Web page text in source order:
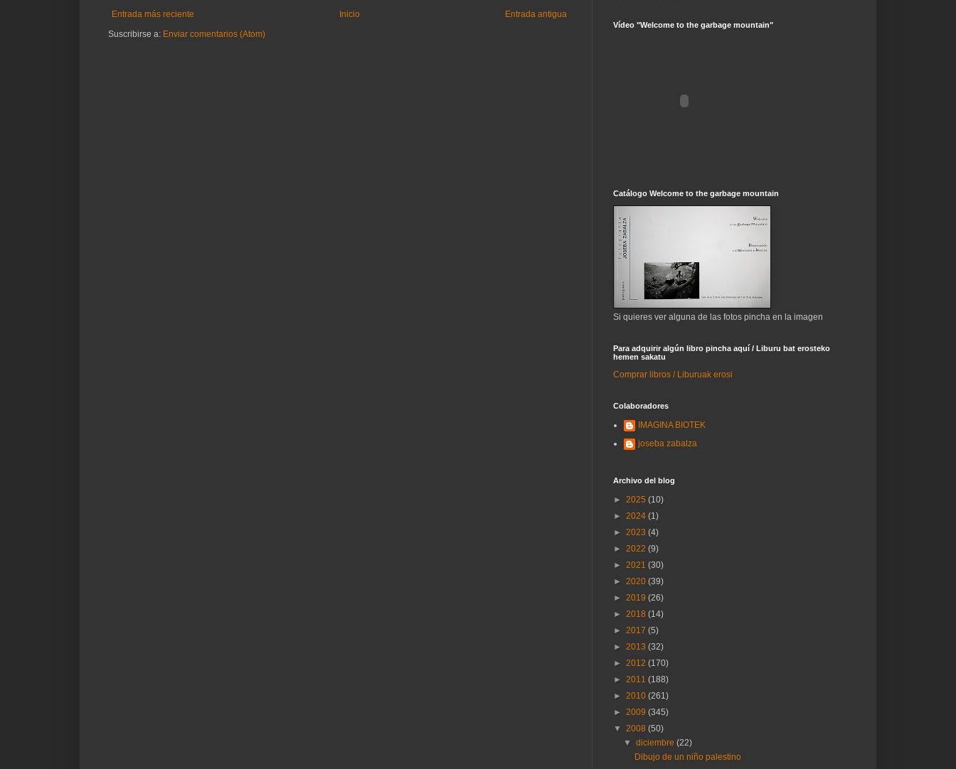
Entrada más reciente Entrada antigua
Inicio
Suscribirse a: Enviar comentarios (Atom)
Vídeo "Welcome to the garbage mountain"
Catálogo Welcome to the garbage mountain
Si quieres ver alguna de las fotos pincha en la imagen
Para adquirir algún libro pincha aquí / Liburu bat erosteko
hemen sakatu
Comprar libros / Liburuak erosi
Colaboradores
IMAGINA BIOTEK
joseba zabalza
Archivo del blog
► 2025 (10)
► 2024 (1)
► 2023 (4)
► 2022 (9)
► 2021 (30)
► 2020 (39)
► 2019 (26)
► 2018 (14)
► 2017 (5)
► 2013 (32)
► 2012 (170)
► 2011 (188)
► 2010 (261)
► 2009 (345)
▼ 2008 (50)
▼diciembre(22)
Dibujo de un niño palestino